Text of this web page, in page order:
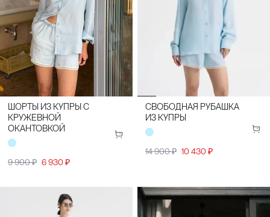
ШОРТЫ ИЗ КУПРЫ С
КРУЖЕВНОЙ
ОКАНТОВКОЙ
9 900 ₽ 6 930 ₽
СВОБОДНАЯ РУБАШКА
ИЗ КУПРЫ
14 900 ₽ 10 430 ₽